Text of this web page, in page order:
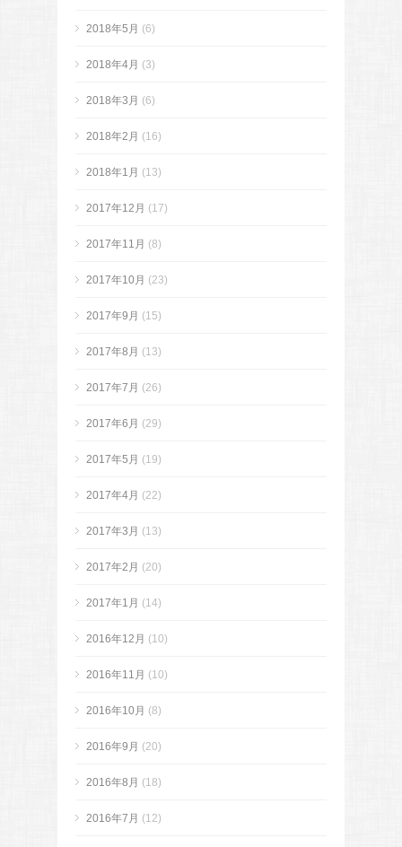
2018年5月 (6)
2018年4月 (3)
2018年3月 (6)
2018年2月 (16)
2018年1月 (13)
2017年12月 (17)
2017年11月 (8)
2017年10月 (23)
2017年9月 (15)
2017年8月 (13)
2017年7月 (26)
2017年6月 (29)
2017年5月 (19)
2017年4月 (22)
2017年3月 (13)
2017年2月 (20)
2017年1月 (14)
2016年12月 (10)
2016年11月 (10)
2016年10月 (8)
2016年9月 (20)
2016年8月 (18)
2016年7月 (12)